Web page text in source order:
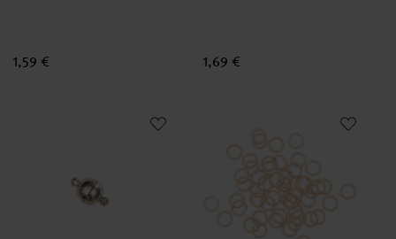
1,59 € 1,69 €
Magnetverschluß rund glatt silber 8mmAluminiumringe gold matt 50